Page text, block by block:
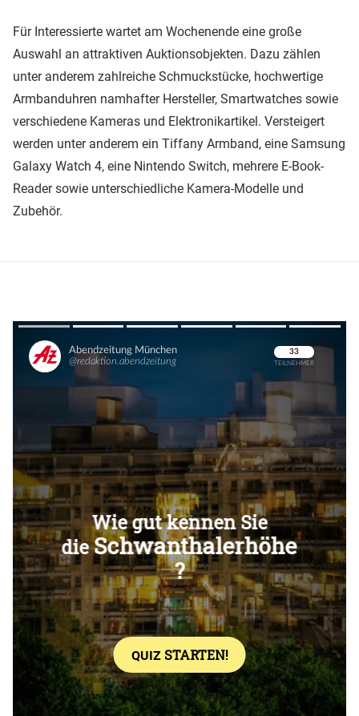
Für Interessierte wartet am Wochenende eine große
Auswahl an attraktiven Auktionsobjekten. Dazu zählen
unter anderem zahlreiche Schmuckstücke, hochwertige
Armbanduhren namhafter Hersteller, Smartwatches sowie
verschiedene Kameras und Elektronikartikel. Versteigert
werden unter anderem ein Tiffany Armband, eine Samsung
Galaxy Watch 4, eine Nintendo Switch, mehrere E-Book-
Reader sowie unterschiedliche Kamera-Modelle und
Zubehör.
Überspringen
Überspringen